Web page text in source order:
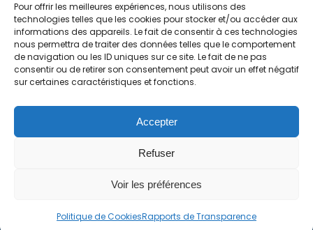
Pour offrir les meilleures expériences, nous utilisons des
technologies telles que les cookies pour stocker et/ou accéder aux
informations des appareils. Le fait de consentir à ces technologies
nous permettra de traiter des données telles que le comportement
de navigation ou les ID uniques sur ce site. Le fait de ne pas
consentir ou de retirer son consentement peut avoir un effet négatif
sur certaines caractéristiques et fonctions.
Accepter
Refuser
Voir les préférences
Politique de CookiesRapports de Transparence
Équipe
Carrières
Contact
Liens utiles
Politique de Cookies (EU)